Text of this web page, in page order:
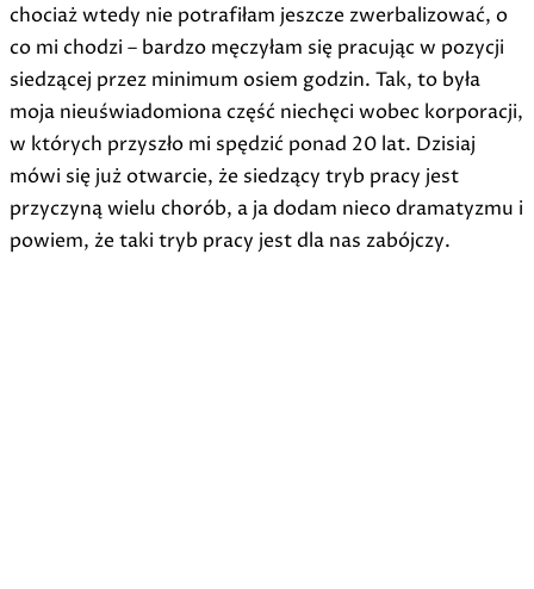
chociaż wtedy nie potrafiłam jeszcze zwerbalizować, o
co mi chodzi – bardzo męczyłam się pracując w pozycji
siedzącej przez minimum osiem godzin. Tak, to była
moja nieuświadomiona część niechęci wobec korporacji,
w których przyszło mi spędzić ponad 20 lat. Dzisiaj
mówi się już otwarcie, że siedzący tryb pracy jest
przyczyną wielu chorób, a ja dodam nieco dramatyzmu i
powiem, że taki tryb pracy jest dla nas zabójczy.